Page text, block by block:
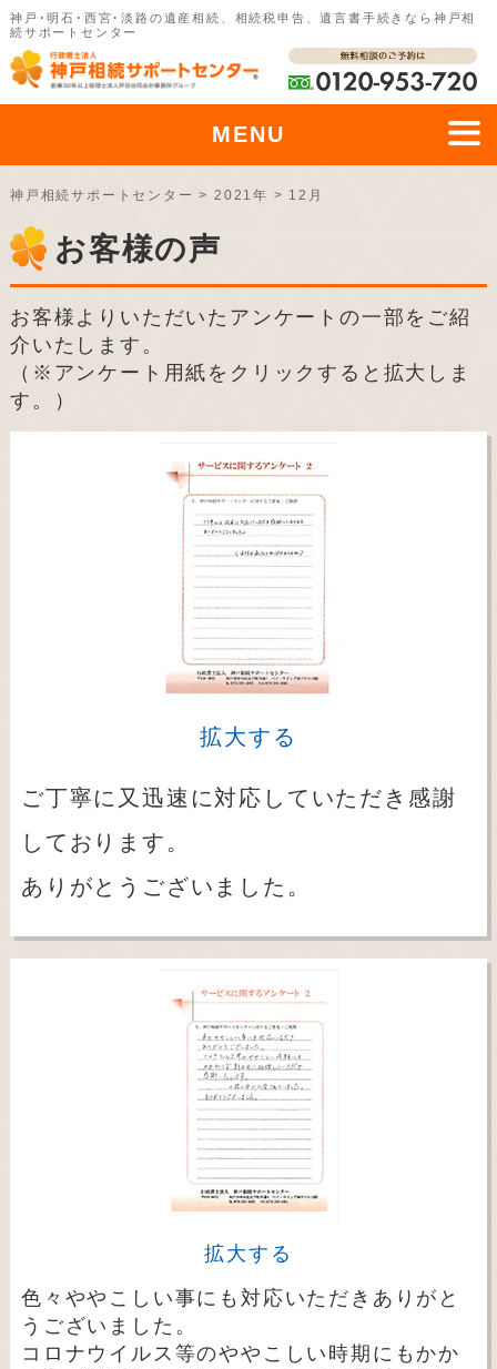
神戸･明石･西宮･淡路の遺産相続、相続税申告、遺言書手続きなら神戸相
続サポートセンター
MENU
神戸相続サポートセンター > 2021年 > 12月
お客様の声
お客様よりいただいたアンケートの一部をご紹
介いたします。
（※アンケート用紙をクリックすると拡大しま
す。）
拡大する
ご丁寧に又迅速に対応していただき感謝
しております。
ありがとうございました。
拡大する
色々ややこしい事にも対応いただきありがと
うございました。
コロナウイルス等のややこしい時期にもかか